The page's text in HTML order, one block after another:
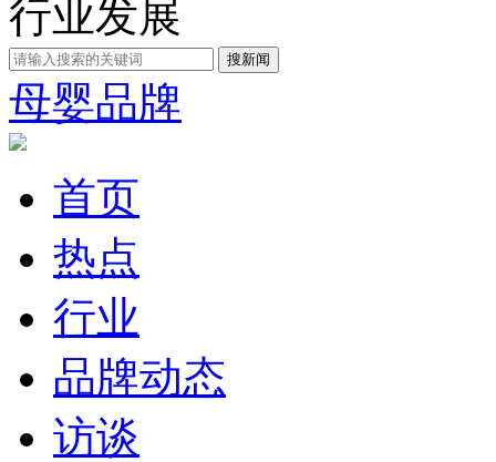
行业发展
母婴品牌
首页
热点
行业
品牌动态
访谈